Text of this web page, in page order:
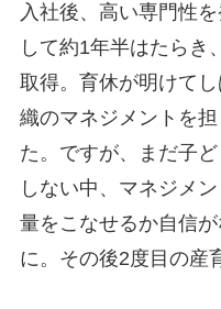
入社後、高い専門性
して約1年半はたらき
取得。育休が明けて
織のマネジメントを
た。ですが、まだ子
しない中、マネジメ
量をこなせるか自信
に。その後2度目の産